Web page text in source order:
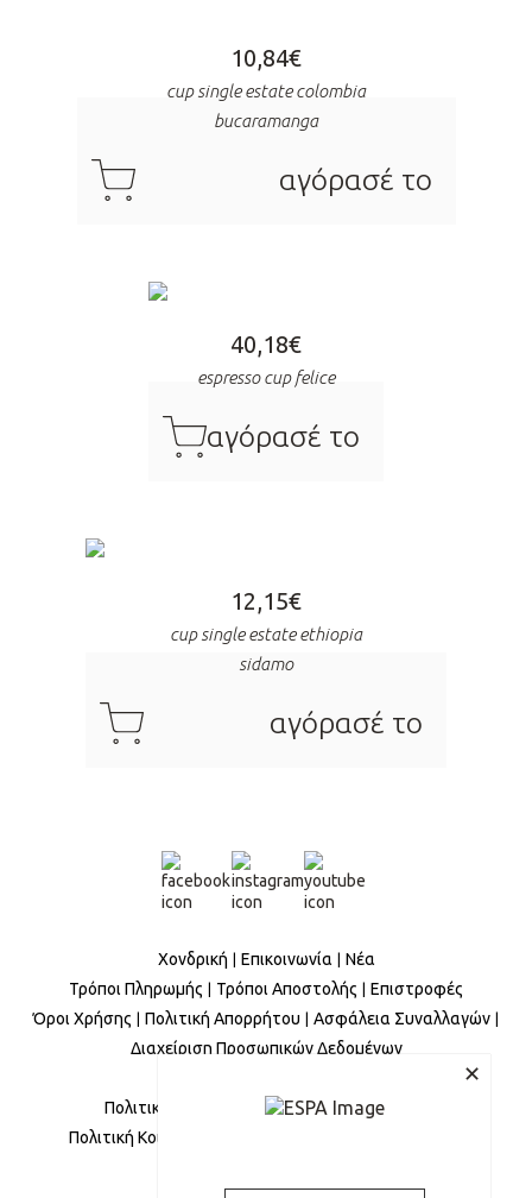
10,84€
cup single estate colombia
bucaramanga
cart αγόρασέ το
40,18€
espresso cup felice
cart αγόρασέ το
12,15€
cup single estate ethiopia
sidamo
cart αγόρασέ το
Χονδρική Επικοινωνία
Νέα
Τρόποι Πληρωμής
Τρόποι Αποστολής
Επιστροφές
Όροι Χρήσης
Πολιτική Απορρήτου
Ασφάλεια Συναλλαγών
Διαχείριση Προσωπικών Δεδομένων
Πολιτική για την βία και την παρενόχληση
Πολιτική Κοινωνικής Ευθύνης
✕